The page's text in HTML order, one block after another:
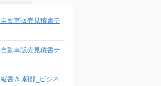
動車販売見積書テ
動車販売見積書テ
書き,朝顔_ビジネ